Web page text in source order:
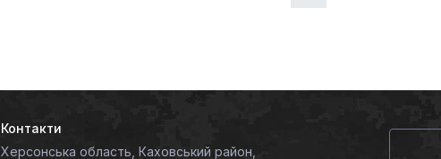
Контакти
Херсонська область, Каховський район,